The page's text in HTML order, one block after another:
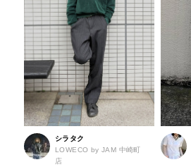
シラタク
LOWECO by JAM 中崎町
店